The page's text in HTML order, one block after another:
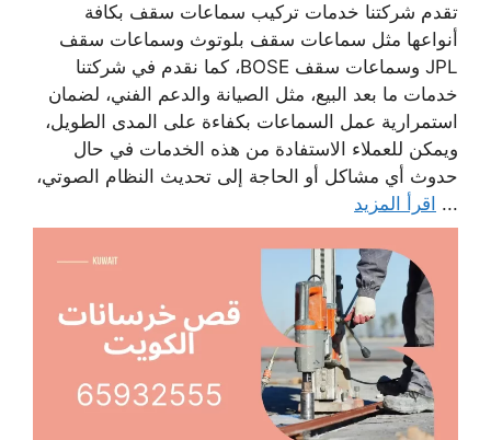
تقدم شركتنا خدمات تركيب سماعات سقف بكافة
أنواعها مثل سماعات سقف بلوتوث وسماعات سقف
JPL وسماعات سقف BOSE، كما نقدم في شركتنا
خدمات ما بعد البيع، مثل الصيانة والدعم الفني، لضمان
استمرارية عمل السماعات بكفاءة على المدى الطويل،
ويمكن للعملاء الاستفادة من هذه الخدمات في حال
حدوث أي مشاكل أو الحاجة إلى تحديث النظام الصوتي،
... اقرأ المزيد